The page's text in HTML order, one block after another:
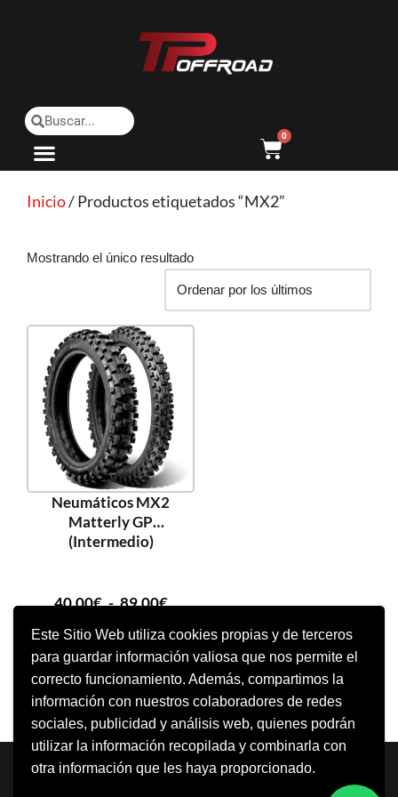
Este Sitio Web utiliza cookies propias y de terceros
para guardar información valiosa que nos permite el
correcto funcionamiento. Además, compartimos la
información con nuestros colaboradores de redes
sociales, publicidad y análisis web, quienes podrán
utilizar la información recopilada y combinarla con
otra información que les haya proporcionado.
0
Inicio/ Productos etiquetados “MX2”
Mostrando el único resultado
Neumáticos MX2
Matterly GP
(Intermedio)
40,00€ - 89,00€
SELECCIONAR OPCIONES
Neve | Funciona gracias a WordPress